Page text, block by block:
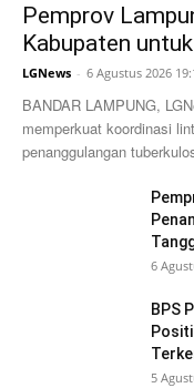
Pemprov
Kabupaten
LGNews - 6 Agustus 2026
BANDAR LAMPUNG,
memperkuat koordinasi
penanggulangan
6
BPS
5